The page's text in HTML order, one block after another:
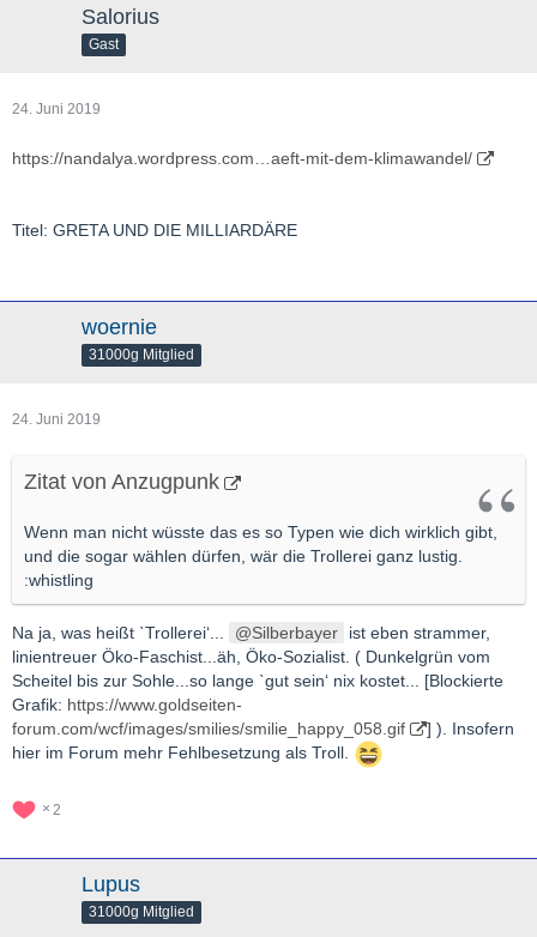
Salorius
Gast
24. Juni 2019
https://nandalya.wordpress.com…aeft-mit-dem-klimawandel/
Titel: GRETA UND DIE MILLIARDÄRE
woernie
31000g Mitglied
24. Juni 2019
Zitat von Anzugpunk
Wenn man nicht wüsste das es so Typen wie dich wirklich gibt,
und die sogar wählen dürfen, wär die Trollerei ganz lustig.
:whistling
Na ja, was heißt ˋTrollerei‘... Silberbayer
ist eben strammer,
linientreuer Öko-Faschist...äh, Öko-Sozialist. ( Dunkelgrün vom
Scheitel bis zur Sohle...so lange ˋgut sein‘ nix kostet... [Blockierte
Grafik: https://www.goldseiten-
forum.com/wcf/images/smilies/smilie_happy_058.gif
] ). Insofern
hier im Forum mehr Fehlbesetzung als Troll.
2
Lupus
31000g Mitglied